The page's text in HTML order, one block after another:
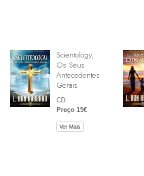
Scientology,
Os Seus
Antecedentes
Gerais
CD
Preço 15€
Ver Mais